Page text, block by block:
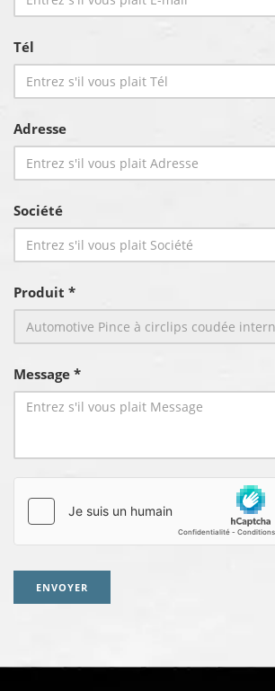
Tél
Adresse
Société
Produit *
Message *
ENVOYER